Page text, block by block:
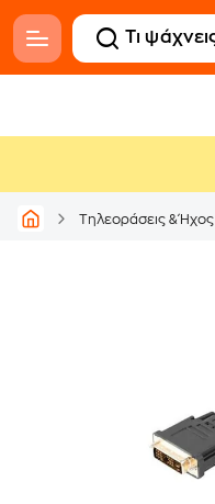
Τηλεοράσεις & Ήχος